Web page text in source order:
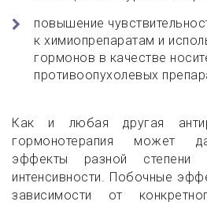
повышение
к химиопрепаратам и
гормонов в качестве
противоопухолевых
Как и любая другая
гормонотерапия может
эффекты разной степени
интенсивности. Побочные
зависимости от